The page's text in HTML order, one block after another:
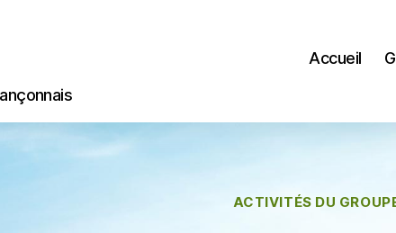
Accueil
ACTIVITÉS DU